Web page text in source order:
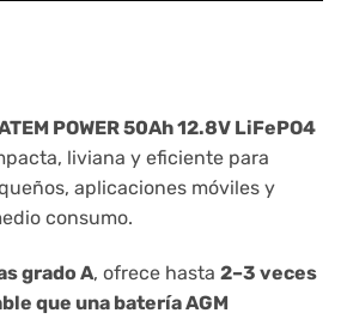
POWER 50Ah 12.8V LiFePO4
liviana y eficiente para
aplicaciones móviles y
consumo.
grado A, ofrece hasta 2–3 veces
que una batería AGM